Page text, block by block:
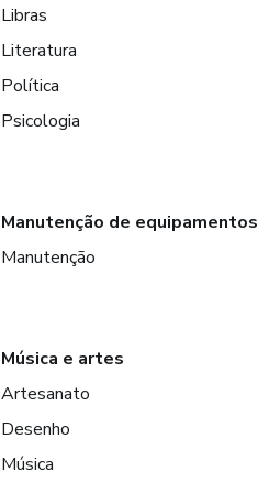
Libras
Literatura
Política
Psicologia
Manutenção de equipamentos
Manutenção
Música e artes
Artesanato
Desenho
Música